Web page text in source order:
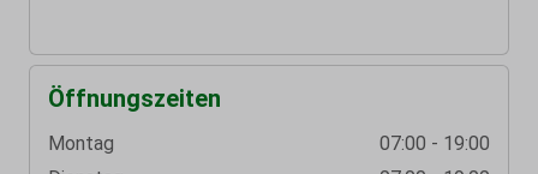
Öffnungszeiten
Montag
07:00 - 19:00